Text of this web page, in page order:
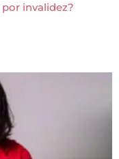
invalidez?